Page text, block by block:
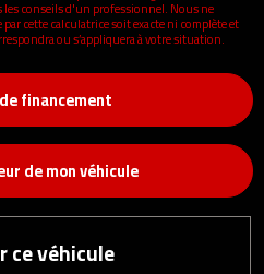
conseils d'un professionnel. Nous ne
cette calculatrice soit exacte ni complète et
ou s’appliquera à votre situation.
de financement
de mon véhicule
ce véhicule